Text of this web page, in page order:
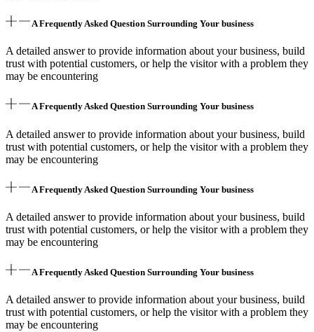
A Frequently Asked Question Surrounding Your business
A detailed answer to provide information about your business, build
trust with potential customers, or help the visitor with a problem they
may be encountering
A Frequently Asked Question Surrounding Your business
A detailed answer to provide information about your business, build
trust with potential customers, or help the visitor with a problem they
may be encountering
A Frequently Asked Question Surrounding Your business
A detailed answer to provide information about your business, build
trust with potential customers, or help the visitor with a problem they
may be encountering
A Frequently Asked Question Surrounding Your business
A detailed answer to provide information about your business, build
trust with potential customers, or help the visitor with a problem they
may be encountering